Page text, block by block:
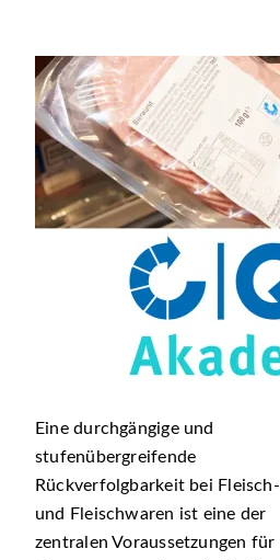
Eine durchgängige und
stufenübergreifende
Rückverfolgbarkeit bei Fleisch-
und Fleischwaren ist eine der
zentralen Voraussetzungen für